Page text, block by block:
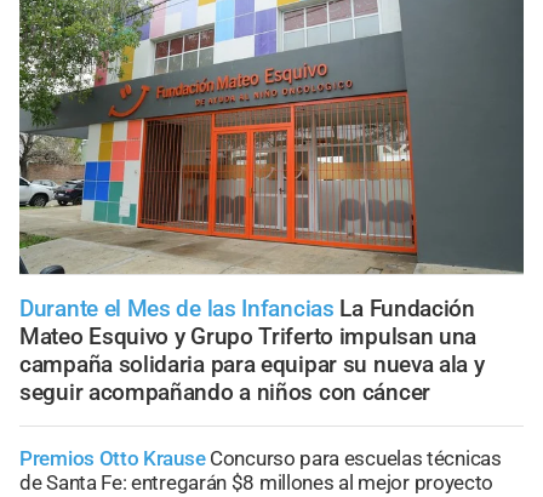
Durante el Mes de las Infancias La Fundación
Mateo Esquivo y Grupo Triferto impulsan una
campaña solidaria para equipar su nueva ala y
seguir acompañando a niños con cáncer
Premios Otto Krause Concurso para escuelas técnicas
de Santa Fe: entregarán $8 millones al mejor proyecto